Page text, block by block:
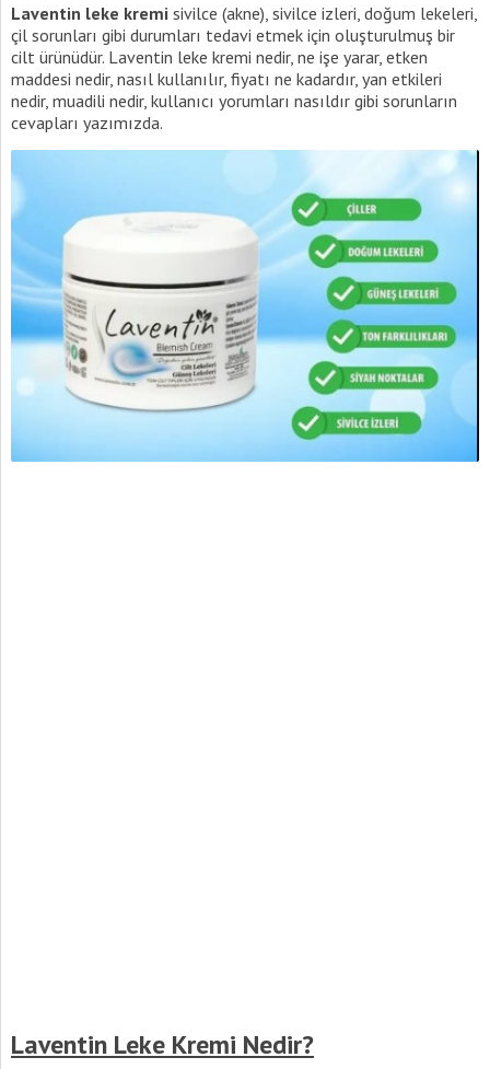
Laventin leke kremi sivilce (akne), sivilce izleri, doğum lekeleri,
çil sorunları gibi durumları tedavi etmek için oluşturulmuş bir
cilt ürünüdür. Laventin leke kremi nedir, ne işe yarar, etken
maddesi nedir, nasıl kullanılır, fiyatı ne kadardır, yan etkileri
nedir, muadili nedir, kullanıcı yorumları nasıldır gibi sorunların
cevapları yazımızda.
Laventin Leke Kremi Nedir?